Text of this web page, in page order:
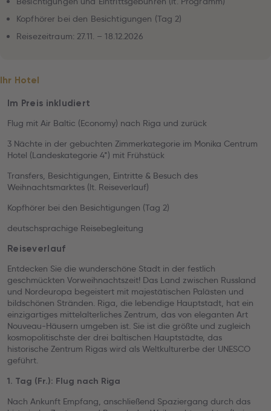
Kopfhörer bei den Besichtigungen (Tag 2)
Reisezeitraum: 27.11. – 18.12.2026
Ihr Hotel
Im Preis inkludiert
Flug mit Air Baltic (Economy) nach Riga und zurück
3 Nächte in der gebuchten Zimmerkategorie im Monika Centrum
Hotel (Landeskategorie 4*) mit Frühstück
Transfers, Besichtigungen, Eintritte & Besuch des
Weihnachtsmarktes (lt. Reiseverlauf)
Kopfhörer bei den Besichtigungen (Tag 2)
deutschsprachige Reisebegleitung
Reiseverlauf
Entdecken Sie die wunderschöne Stadt in der festlich
geschmückten Vorweihnachtszeit! Das Land zwischen Russland
und Nordeuropa begeistert mit majestätischen Palästen und
bildschönen Stränden. Riga, die lebendige Hauptstadt, hat ein
einzigartiges mittelalterliches Zentrum, das von eleganten Art
Nouveau-Häusern umgeben ist. Sie ist die größte und zugleich
kosmopolitischste der drei baltischen Hauptstädte, das
historische Zentrum Rigas wird als Weltkulturerbe der UNESCO
geführt.
1. Tag (Fr.): Flug nach Riga
Nach Ankunft Empfang, anschließend Spaziergang durch das